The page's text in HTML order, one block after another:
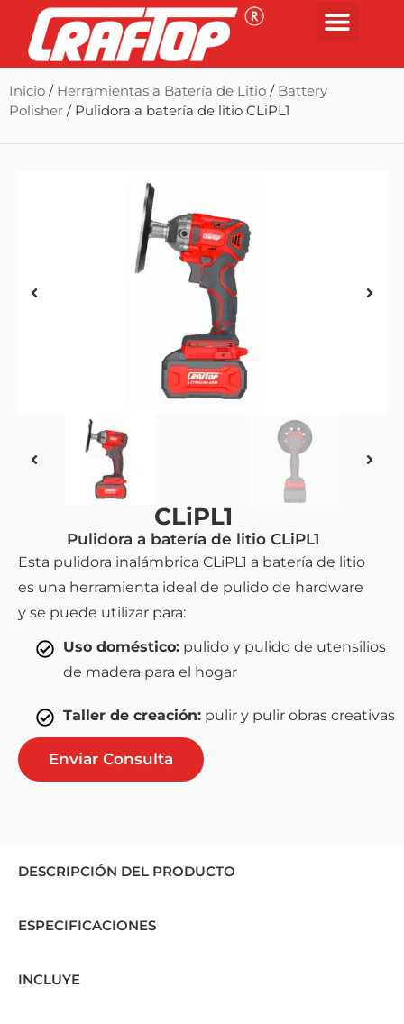
Inicio / Herramientas a Batería de Litio / Battery
Polisher / Pulidora a batería de litio CLiPL1
CLiPL1
Pulidora a batería de litio CLiPL1
Esta pulidora inalámbrica CLiPL1 a batería de litio
es una herramienta ideal de pulido de hardware
y se puede utilizar para:
Uso doméstico: pulido y pulido de utensilios
de madera para el hogar
Taller de creación: pulir y pulir obras creativas
Enviar Consulta
DESCRIPCIÓN DEL PRODUCTO
ESPECIFICACIONES
INCLUYE